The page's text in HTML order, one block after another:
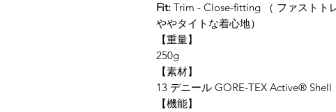
Fit: Trim - Close-fitting （ ファストト
ややタイトな着心地）
【重量】
250g
​【素材】
13 デニール GORE-TEX Active® Shell
【​機能】